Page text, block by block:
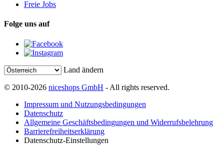
Freie Jobs
Folge uns auf
Land ändern
© 2010-2026 niceshops GmbH - All rights reserved.
Impressum und Nutzungsbedingungen
Datenschutz
Allgemeine Geschäftsbedingungen und Widerrufsbelehrung
Barrierefreiheitserklärung
Datenschutz-Einstellungen